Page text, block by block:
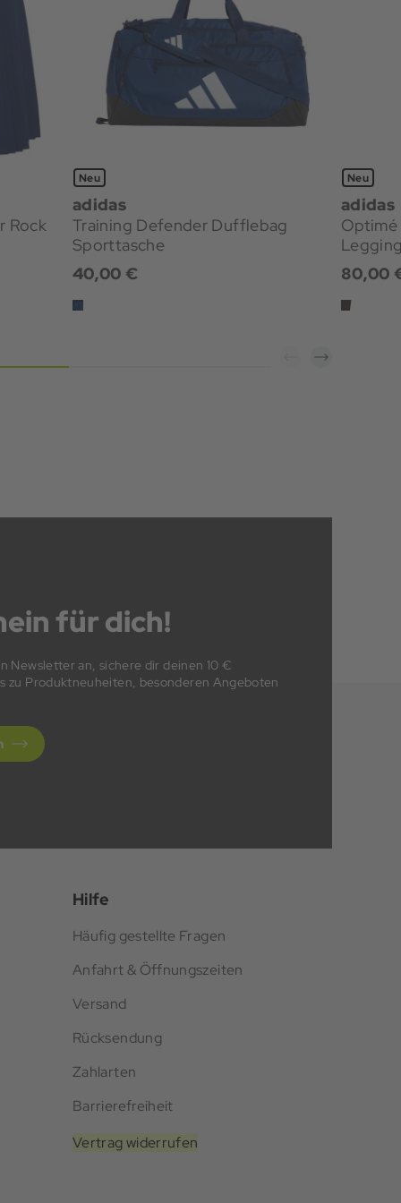
Rock
Neu
adidas
Training Defender Dufflebag
Sporttasche
40,00 €
Neu
adidas
Optimé
80,00
für dich!
Newsletter an, sichere dir deinen 10 €
zu Produktneuheiten, besonderen Angeboten
Hilfe
Häufig gestellte Fragen
Anfahrt & Öffnungszeiten
Versand
Rücksendung
Zahlarten
Barrierefreiheit
Vertrag widerrufen